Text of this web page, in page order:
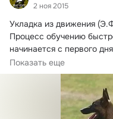
2 ноя 2015
Укладка из движения (Э.
Процесс обучению
начинается с первого
этой...
Показать еще